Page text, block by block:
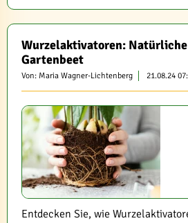
Wurzelaktivatoren:
Gartenbeet
Von: Maria Wagner-Lichtenberg 21.08.24
Entdecken Sie, wie